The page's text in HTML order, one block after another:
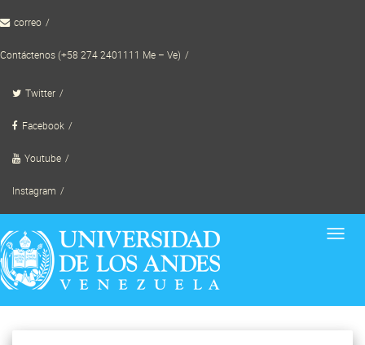
to correo
Contáctenos (+58 274 2401111 Me – Ve)
Twitter
Facebook
Youtube
Instagram